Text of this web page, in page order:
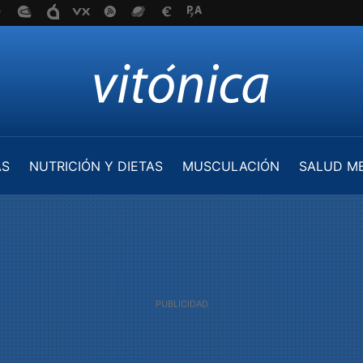
NUTRICIÓN Y DIETAS MUSCULACIÓN SALUD